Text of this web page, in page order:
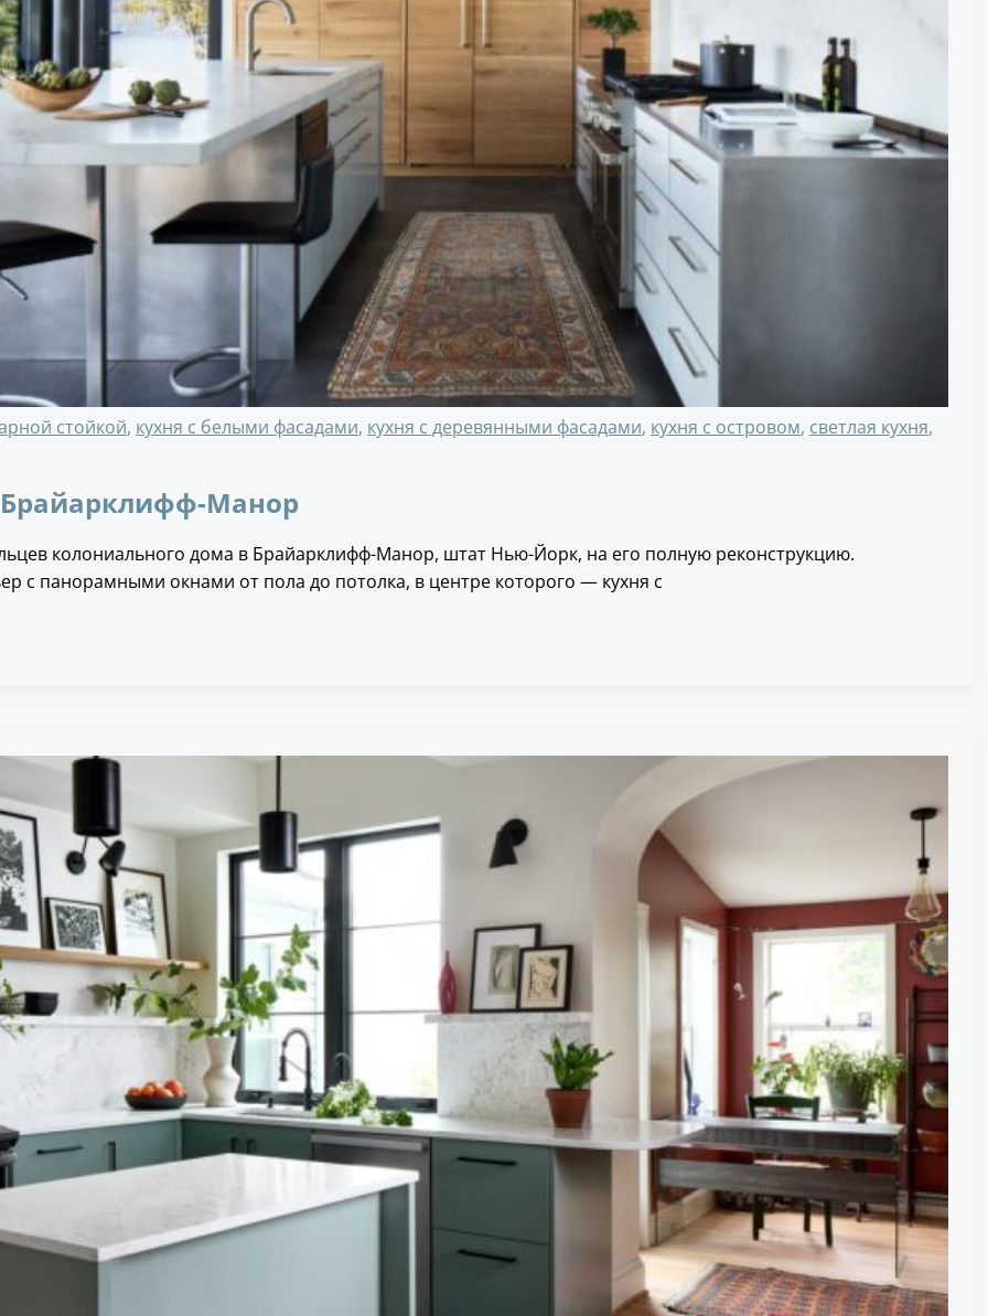
стойкой, кухня с белыми фасадами, кухня с деревянными фасадами, кухня с островом, светлая кухня,
Брайарклифф-Манор
колониального дома в Брайарклифф-Манор, штат Нью-Йорк, на его полную реконструкцию.
с панорамными окнами от пола до потолка, в центре которого — кухня с